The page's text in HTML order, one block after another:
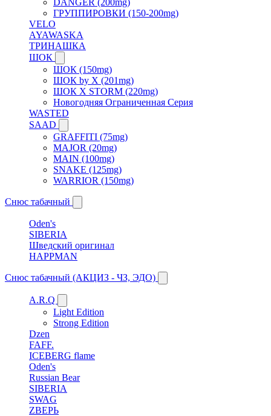
ГРУППИРОВКИ (150-200mg)
VELO
AYAWASKA
ТРИНАШКА
ШОК
ШОК (150mg)
ШОК by X (201mg)
ШОК X STORM (220mg)
Новогодняя Ограниченная Серия
WASTED
SAAD
GRAFFITI (75mg)
MAJOR (20mg)
MAIN (100mg)
SNAKE (125mg)
WARRIOR (150mg)
Снюс табачный
Oden's
SIBERIA
Шведский оригинал
HAPPMAN
Снюс табачный (АКЦИЗ - ЧЗ, ЭДО)
A.R.Q
Light Edition
Strong Edition
Dzen
FAFF.
ICEBERG flame
Oden's
Russian Bear
SIBERIA
SWAG
ZВЕРЬ